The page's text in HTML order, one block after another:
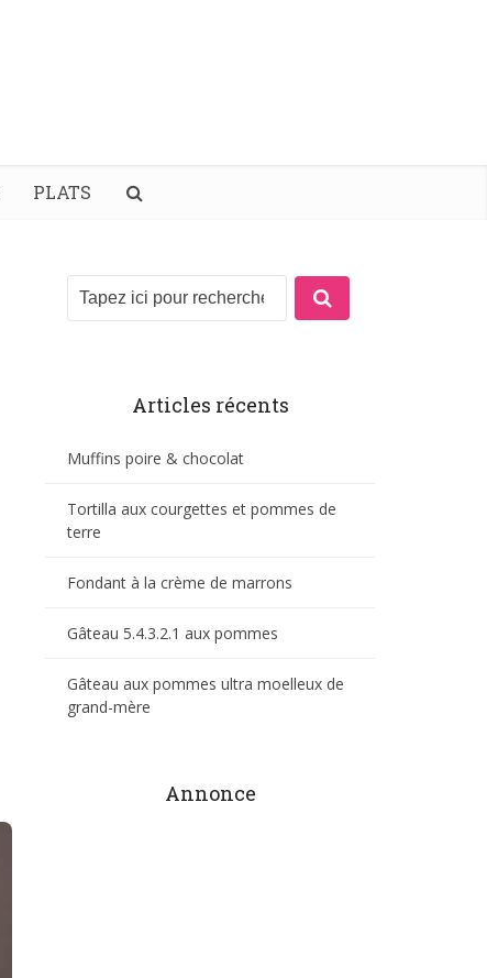
PLATS
Articles récents
Muffins poire & chocolat
Tortilla aux courgettes et pommes de
terre
Fondant à la crème de marrons
Gâteau 5.4.3.2.1 aux pommes
Gâteau aux pommes ultra moelleux de
grand-mère
Annonce